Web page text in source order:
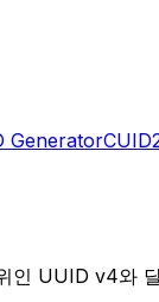
Generator
인 UUID v4와